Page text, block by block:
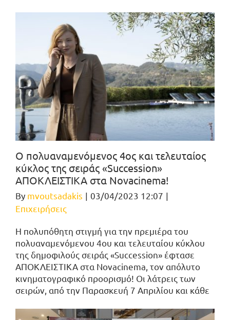
O πολυαναμενόμενος 4ος και τελευταίος
κύκλος της σειράς «Succession»
ΑΠΟΚΛΕΙΣΤΙΚΑ στα Novacinema!
By mvoutsadakis | 03/04/2023 12:07 |
Επιχειρήσεις
Η πολυπόθητη στιγμή για την πρεμιέρα του
πολυαναμενόμενου 4ου και τελευταίου κύκλου
της δημοφιλούς σειράς «Succession» έφτασε
ΑΠΟΚΛΕΙΣΤΙΚΑ στα Novacinema, τον απόλυτο
κινηματογραφικό προορισμό! Οι λάτρεις των
σειρών, από την Παρασκευή 7 Απριλίου και κάθε